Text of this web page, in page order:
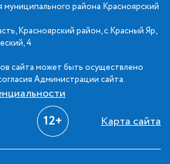
района Красноярский
Красноярский район, с.Красный Яр,
4
сайта может быть осуществлено
Администрации сайта.
12+ Карта сайта